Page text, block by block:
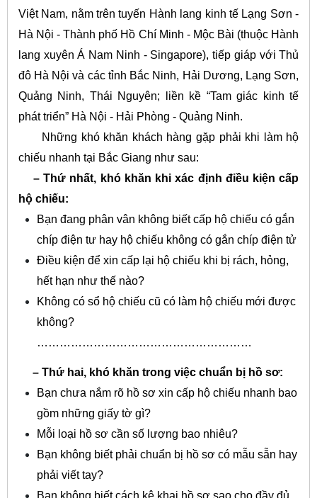
Việt Nam, nằm trên tuyến Hành lang kinh tế Lạng Sơn -
Hà Nội - Thành phố Hồ Chí Minh - Mộc Bài (thuộc Hành
lang xuyên Á Nam Ninh - Singapore), tiếp giáp với Thủ
đô Hà Nội và các tỉnh Bắc Ninh, Hải Dương, Lạng Sơn,
Quảng Ninh, Thái Nguyên; liền kề “Tam giác kinh tế
phát triển” Hà Nội - Hải Phòng - Quảng Ninh.
Những khó khăn khách hàng gặp phải khi làm hộ
chiếu nhanh tại Bắc Giang như sau:
– Thứ nhất, khó khăn khi xác định điều kiện cấp
hộ chiếu:
Bạn đang phân vân không biết cấp hộ chiếu có gắn
chíp điện tư hay hộ chiếu không có gắn chíp điện tử
Điều kiện để xin cấp lại hộ chiếu khi bị rách, hỏng,
hết hạn như thế nào?
Không có sổ hộ chiếu cũ có làm hộ chiếu mới được
không?
…………………………………………………
– Thứ hai, khó khăn trong việc chuẩn bị hồ sơ:
Bạn chưa nắm rõ hồ sơ xin cấp hộ chiếu nhanh bao
gồm những giấy tờ gì?
Mỗi loại hồ sơ cần số lượng bao nhiêu?
Bạn không biết phải chuẩn bị hồ sơ có mẫu sẵn hay
phải viết tay?
Bạn không biết cách kê khai hồ sơ sao cho đầy đủ